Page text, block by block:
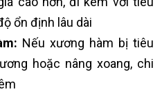
ổn định lâu dài
Nếu xương hàm bị tiêu
hoặc nâng xoang, chi